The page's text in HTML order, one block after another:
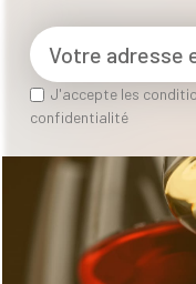
J'accepte les
confidentialité